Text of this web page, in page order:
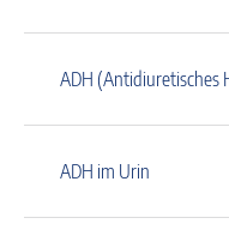
ADH (Antidiuretisches
ADH im Urin